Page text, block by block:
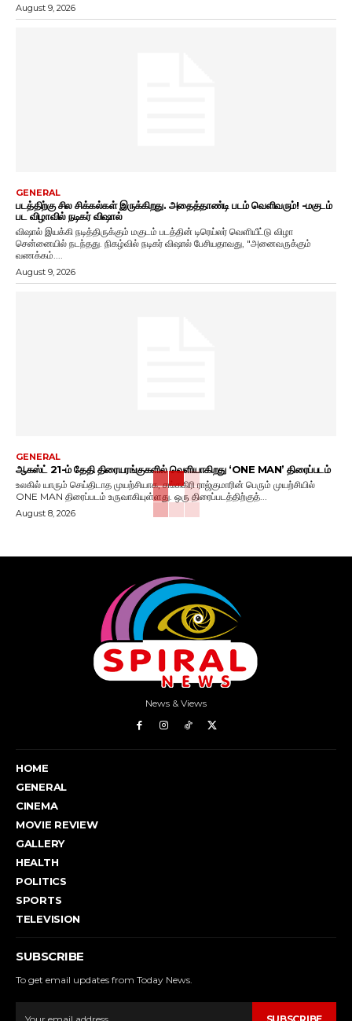
August 9, 2026
GENERAL
படத்திற்கு சில சிக்கல்கள் இருக்கிறது. அதைத்தாண்டி படம் வெளிவரும்! -மகுடம்
பட விழாவில் நடிகர் விஷால்
விஷால் இயக்கி நடித்திருக்கும் மகுடம் படத்தின் டிரெய்லர் வெளியீட்டு விழா
சென்னையில் நடந்தது. நிகழ்வில் நடிகர் விஷால் பேசியதாவது, "அனைவருக்கும்
வணக்கம்....
August 9, 2026
GENERAL
ஆகஸ்ட் 21-ம் தேதி திரையரங்குகளில் வெளியாகிறது ‘ONE MAN’ திரைப்படம்
உலகில் யாரும் செய்திடாத முயற்சியாக, சங்ககிரி ராஜ்குமாரின் பெரும் முயற்சியில்
ONE MAN திரைப்படம் உருவாகியுள்ளது. ஒரு திரைப்படத்திற்குத்...
August 8, 2026
News & Views
HOME
GENERAL
CINEMA
MOVIE REVIEW
GALLERY
HEALTH
POLITICS
SPORTS
TELEVISION
SUBSCRIBE
To get email updates from Today News.